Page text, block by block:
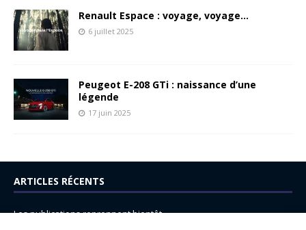
Renault Espace : voyage, voyage…
6 juillet 2025
Peugeot E-208 GTi : naissance d’une
légende
17 juin 2025
ARTICLES RÉCENTS
Les publications reprennent bientôt…